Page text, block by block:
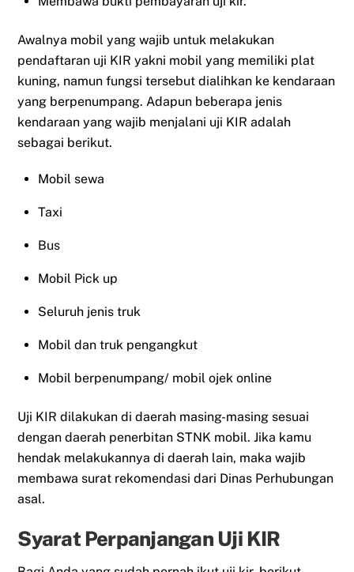
Awalnya mobil yang wajib untuk melakukan
pendaftaran uji KIR yakni mobil yang memiliki plat
kuning, namun fungsi tersebut dialihkan ke kendaraan
yang berpenumpang. Adapun beberapa jenis
kendaraan yang wajib menjalani uji KIR adalah
sebagai berikut.
Mobil sewa
Taxi
Bus
Mobil Pick up
Seluruh jenis truk
Mobil dan truk pengangkut
Mobil berpenumpang/ mobil ojek online
Uji KIR dilakukan di daerah masing-masing sesuai
dengan daerah penerbitan STNK mobil. Jika kamu
hendak melakukannya di daerah lain, maka wajib
membawa surat rekomendasi dari Dinas Perhubungan
asal.
Syarat Perpanjangan Uji KIR